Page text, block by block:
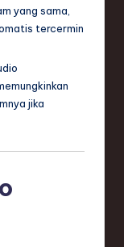
yang sama,
tercermin
jika